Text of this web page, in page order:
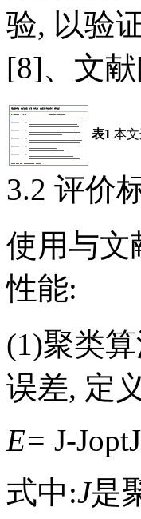
验, 以验
[8]、文
表1 本
3.2 评价
使用与文
性能:
(1)聚类
误差, 定
E= J-JoptJ
式中:J是